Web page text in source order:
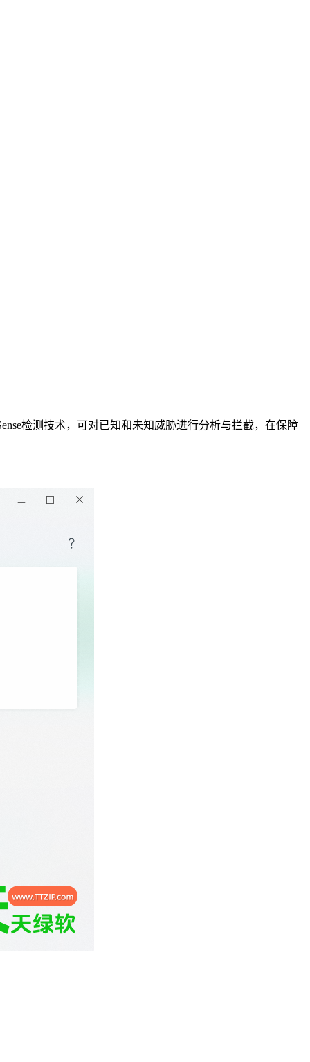
检测技术，可对已知和未知威胁进行分析与拦截，在保障